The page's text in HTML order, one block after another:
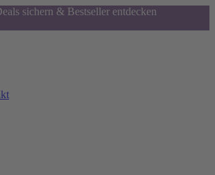
sichern & Bestseller entdecken